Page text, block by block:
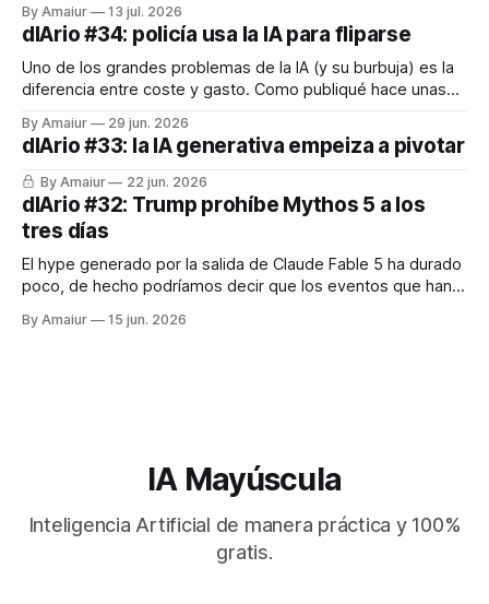
generativas le pisa últimamente los talones. Días oscuros
para el ser humano estos últimos años. Por otro lado,
alguna vez he hablado de la
By Amaiur 13 jul. 2026
dIArio #34: policía usa la IA para fliparse
Uno de los grandes problemas de la IA (y su burbuja) es la
diferencia entre coste y gasto. Como publiqué hace unas
tecnológicas 10 veces más de lo que ingresa, y con el
cuello de botella del desarrollo tecnológico y los
By Amaiur 29 jun. 2026
dIArio #33: la IA generativa empeiza a pivotar
By Amaiur 22 jun. 2026
dIArio #32: Trump prohíbe Mythos 5 a los
tres días
El hype generado por la salida de Claude Fable 5 ha durado
poco, de hecho podríamos decir que los eventos que han
Mythos 5, la prohibición de ambos y la salida a bolsa de
By Amaiur 15 jun. 2026
IA Mayúscula
Inteligencia Artificial de manera práctica y 100%
gratis.